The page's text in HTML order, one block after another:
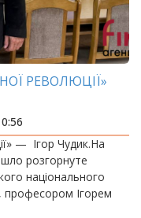
РЕВОЛЮЦІЇ»
— Ігор Чудик.На
розгорнуте
національного
професором Ігорем